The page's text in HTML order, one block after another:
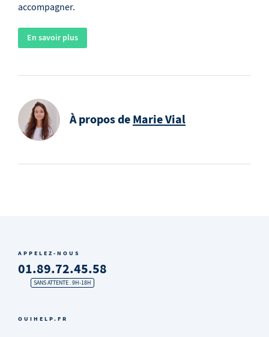
accompagner.
En savoir plus
À propos deMarie Vial
OUIHELP.FR
APPELEZ-NOUS
01.89.72.45.58
SANS ATTENTE . 9H-18H